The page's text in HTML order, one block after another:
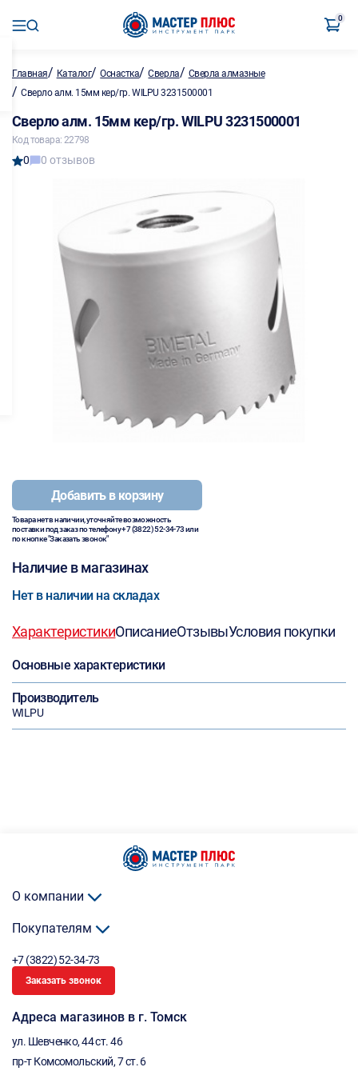
0
Главная/ Каталог/Оснастка/Сверла/ Сверла алмазные
/ Сверло алм. 15мм кер/гр. WILPU 3231500001
Сверло алм. 15мм кер/гр. WILPU 3231500001
Код товара: 22798
0 0 отзывов
Добавить в корзину
Товара нет в наличии, уточняйте возможность
поставки под заказ по телефону+7 (3822) 52-34-73или
по кнопке "Заказать звонок"
Наличие в магазинах
Нет в наличии на складах
ХарактеристикиОписаниеОтзывыУсловия покупки
Основные характеристики
Производитель
WILPU
О компании
Покупателям
+7 (3822) 52-34-73
Заказать звонок
Адреса магазинов в г. Томск
ул. Шевченко, 44 ст. 46
пр-т Комсомольский, 7 ст. 6